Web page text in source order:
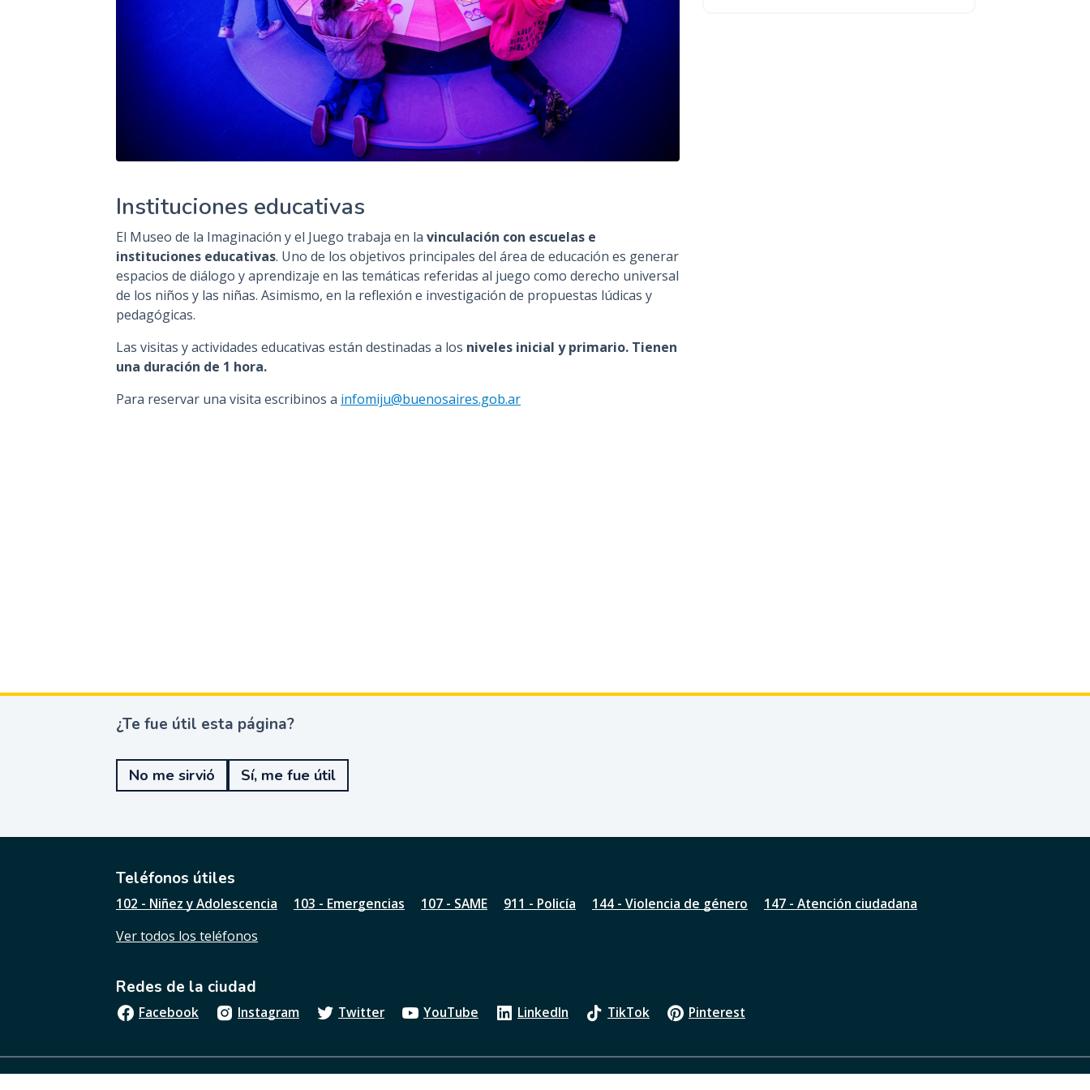
Instituciones educativas
El Museo de la Imaginación y el Juego trabaja en la vinculación con escuelas e
instituciones educativas. Uno de los objetivos principales del área de educación es generar
espacios de diálogo y aprendizaje en las temáticas referidas al juego como derecho universal
de los niños y las niñas. Asimismo, en la reflexión e investigación de propuestas lúdicas y
pedagógicas.
Las visitas y actividades educativas están destinadas a los niveles inicial y primario. Tienen
una duración de 1 hora.
Para reservar una visita escribinos a infomiju@buenosaires.gob.ar
¿
e
u
t
l
s
a
g
i
n
?
¿Te fue útil esta página?
No me sirvió Sí, me fue útil
Teléfonos útiles
102 - Niñez y Adolescencia 103 - Emergencias 107 - SAME 911 - Policía 144 - Violencia de género
147 - Atención ciudadana
Ver todos los teléfonos
Redes de la ciudad
Facebook Instagram Twitter YouTube LinkedIn TikTok Pinterest